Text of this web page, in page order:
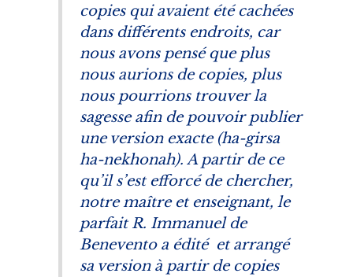
copies qui avaient été cachées
dans différents endroits, car
nous avons pensé que plus
nous aurions de copies, plus
nous pourrions trouver la
sagesse afin de pouvoir publier
une version exacte (ha-girsa
ha-nekhonah). A partir de ce
qu’il s’est efforcé de chercher,
notre maître et enseignant, le
parfait R. Immanuel de
Benevento a édité et arrangé
sa version à partir de copies